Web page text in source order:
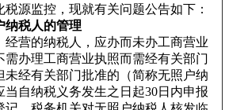
税源监控，现就有关问题公告如下：
纳税人的管理
经营的纳税人，应办而未办工商营业
需办理工商营业执照而需经有关部门
未经有关部门批准的（简称无照户纳
当自纳税义务发生之日起30日内申报